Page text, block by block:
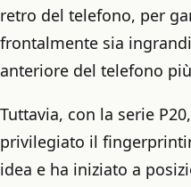
retro del telefono, per
frontalmente sia
anteriore del telefono
Tuttavia, con la serie
privilegiato il
idea e ha iniziato a